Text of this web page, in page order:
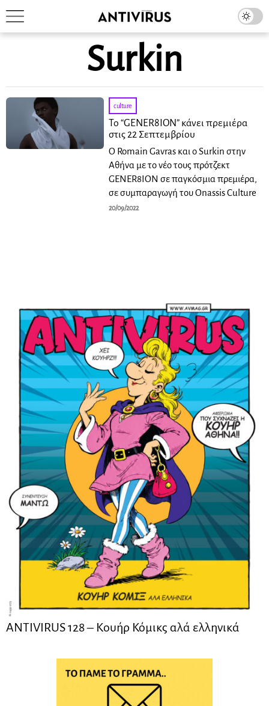
Surkin
culture
Το “GENER8ION” κάνει πρεμιέρα
στις 22 Σεπτεμβρίου
Ο Romain Gavras και ο Surkin στην
Αθήνα με το νέο τους πρότζεκτ
GENER8ION σε παγκόσμια πρεμιέρα,
σε συμπαραγωγή του Onassis Culture
20/09/2022
ANTIVIRUS 128 – Kουήρ Κόμικς αλά ελληνικά